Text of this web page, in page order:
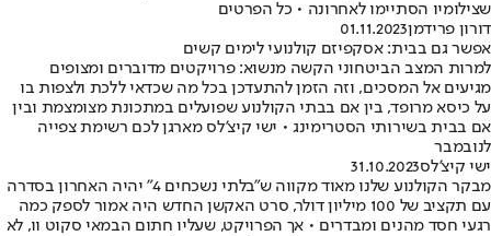
שצילומיו הסתיימו לאחרונה • כל הפרטים
דורון פרידמן01.11.2023
אפשר גם בבית: אסקפיזם קולנועי לימים קשים
למרות המצב הביטחוני הקשה מנשוא: פרויקטים מדוברים ומצופים
מגיעים אל המסכים, וזה הזמן להתעדכן בכל מה שכדאי ללכת ולצפות בו
על כיסא מרופד, בין אם בבתי הקולנוע שפועלים במתכונת מצומצמת ובין
אם בבית בשירותי הסטרימינג • ישי קיצ'לס מארגן לכם רשימת צפייה
לנובמבר
ישי קיצ'לס31.10.2023
מבקר הקולנוע שלנו מאוד מקווה ש"בלתי נשכחים 4" יהיה האחרון בסדרה
עם תקציב של 100 מיליון דולר, סרט האקשן החדש היה אמור לספק כמה
רגעי חסד מהנים ומבדרים • אך הפרויקט, שעליו חתום הבמאי סקוט וו, לא